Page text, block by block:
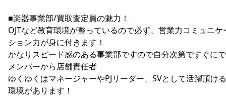
■楽器事業部/買取査定員の魅力！
OJTなど教育環境が整っているので必ず、営業力コミュニケ
ション力が身に付きます！
かなりスピード感のある事業部ですので自分次第ですぐに
メンバーから店舗責任者
ゆくゆくはマネージャーやPJリーダー、SVとして活躍頂ける
環境があります！